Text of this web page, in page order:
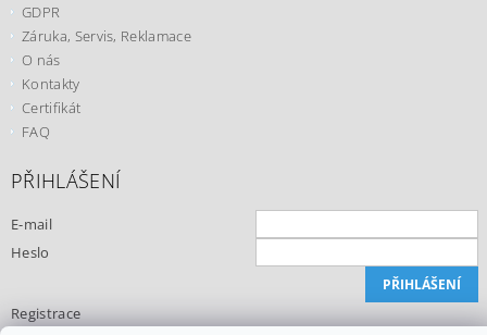
GDPR
Záruka, Servis, Reklamace
O nás
Kontakty
Certifikát
FAQ
PŘIHLÁŠENÍ
E-mail
Heslo
Registrace